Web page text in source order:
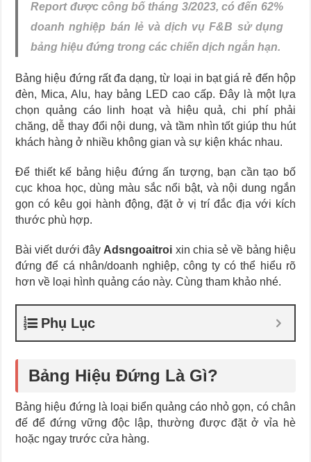
Report được công bố tháng 3/2023, có đến 62%
doanh nghiệp bán lẻ và dịch vụ F&B sử dụng
bảng hiệu đứng trong các chiến dịch ngắn hạn.
Bảng hiệu đứng rất đa dạng, từ loại in bạt giá rẻ đến hộp
đèn, Mica, Alu, hay bảng LED cao cấp. Đây là một lựa
chọn quảng cáo linh hoạt và hiệu quả, chi phí phải
chăng, dễ thay đổi nội dung, và tầm nhìn tốt giúp thu hút
khách hàng ở nhiều không gian và sự kiện khác nhau.
Để thiết kế bảng hiệu đứng ấn tượng, bạn cần tạo bố
cục khoa học, dùng màu sắc nổi bật, và nội dung ngắn
gọn có kêu gọi hành động, đặt ở vị trí đắc địa với kích
thước phù hợp.
Bài viết dưới đây Adsngoaitroi xin chia sẻ về bảng hiệu
đứng để cá nhân/doanh nghiệp, công ty có thể hiểu rõ
hơn về loại hình quảng cáo này. Cùng tham khảo nhé.
Phụ Lục
Bảng Hiệu Đứng Là Gì?
Bảng hiệu đứng là loại biển quảng cáo nhỏ gọn, có chân
đế để đứng vững độc lập, thường được đặt ở vỉa hè
hoặc ngay trước cửa hàng.